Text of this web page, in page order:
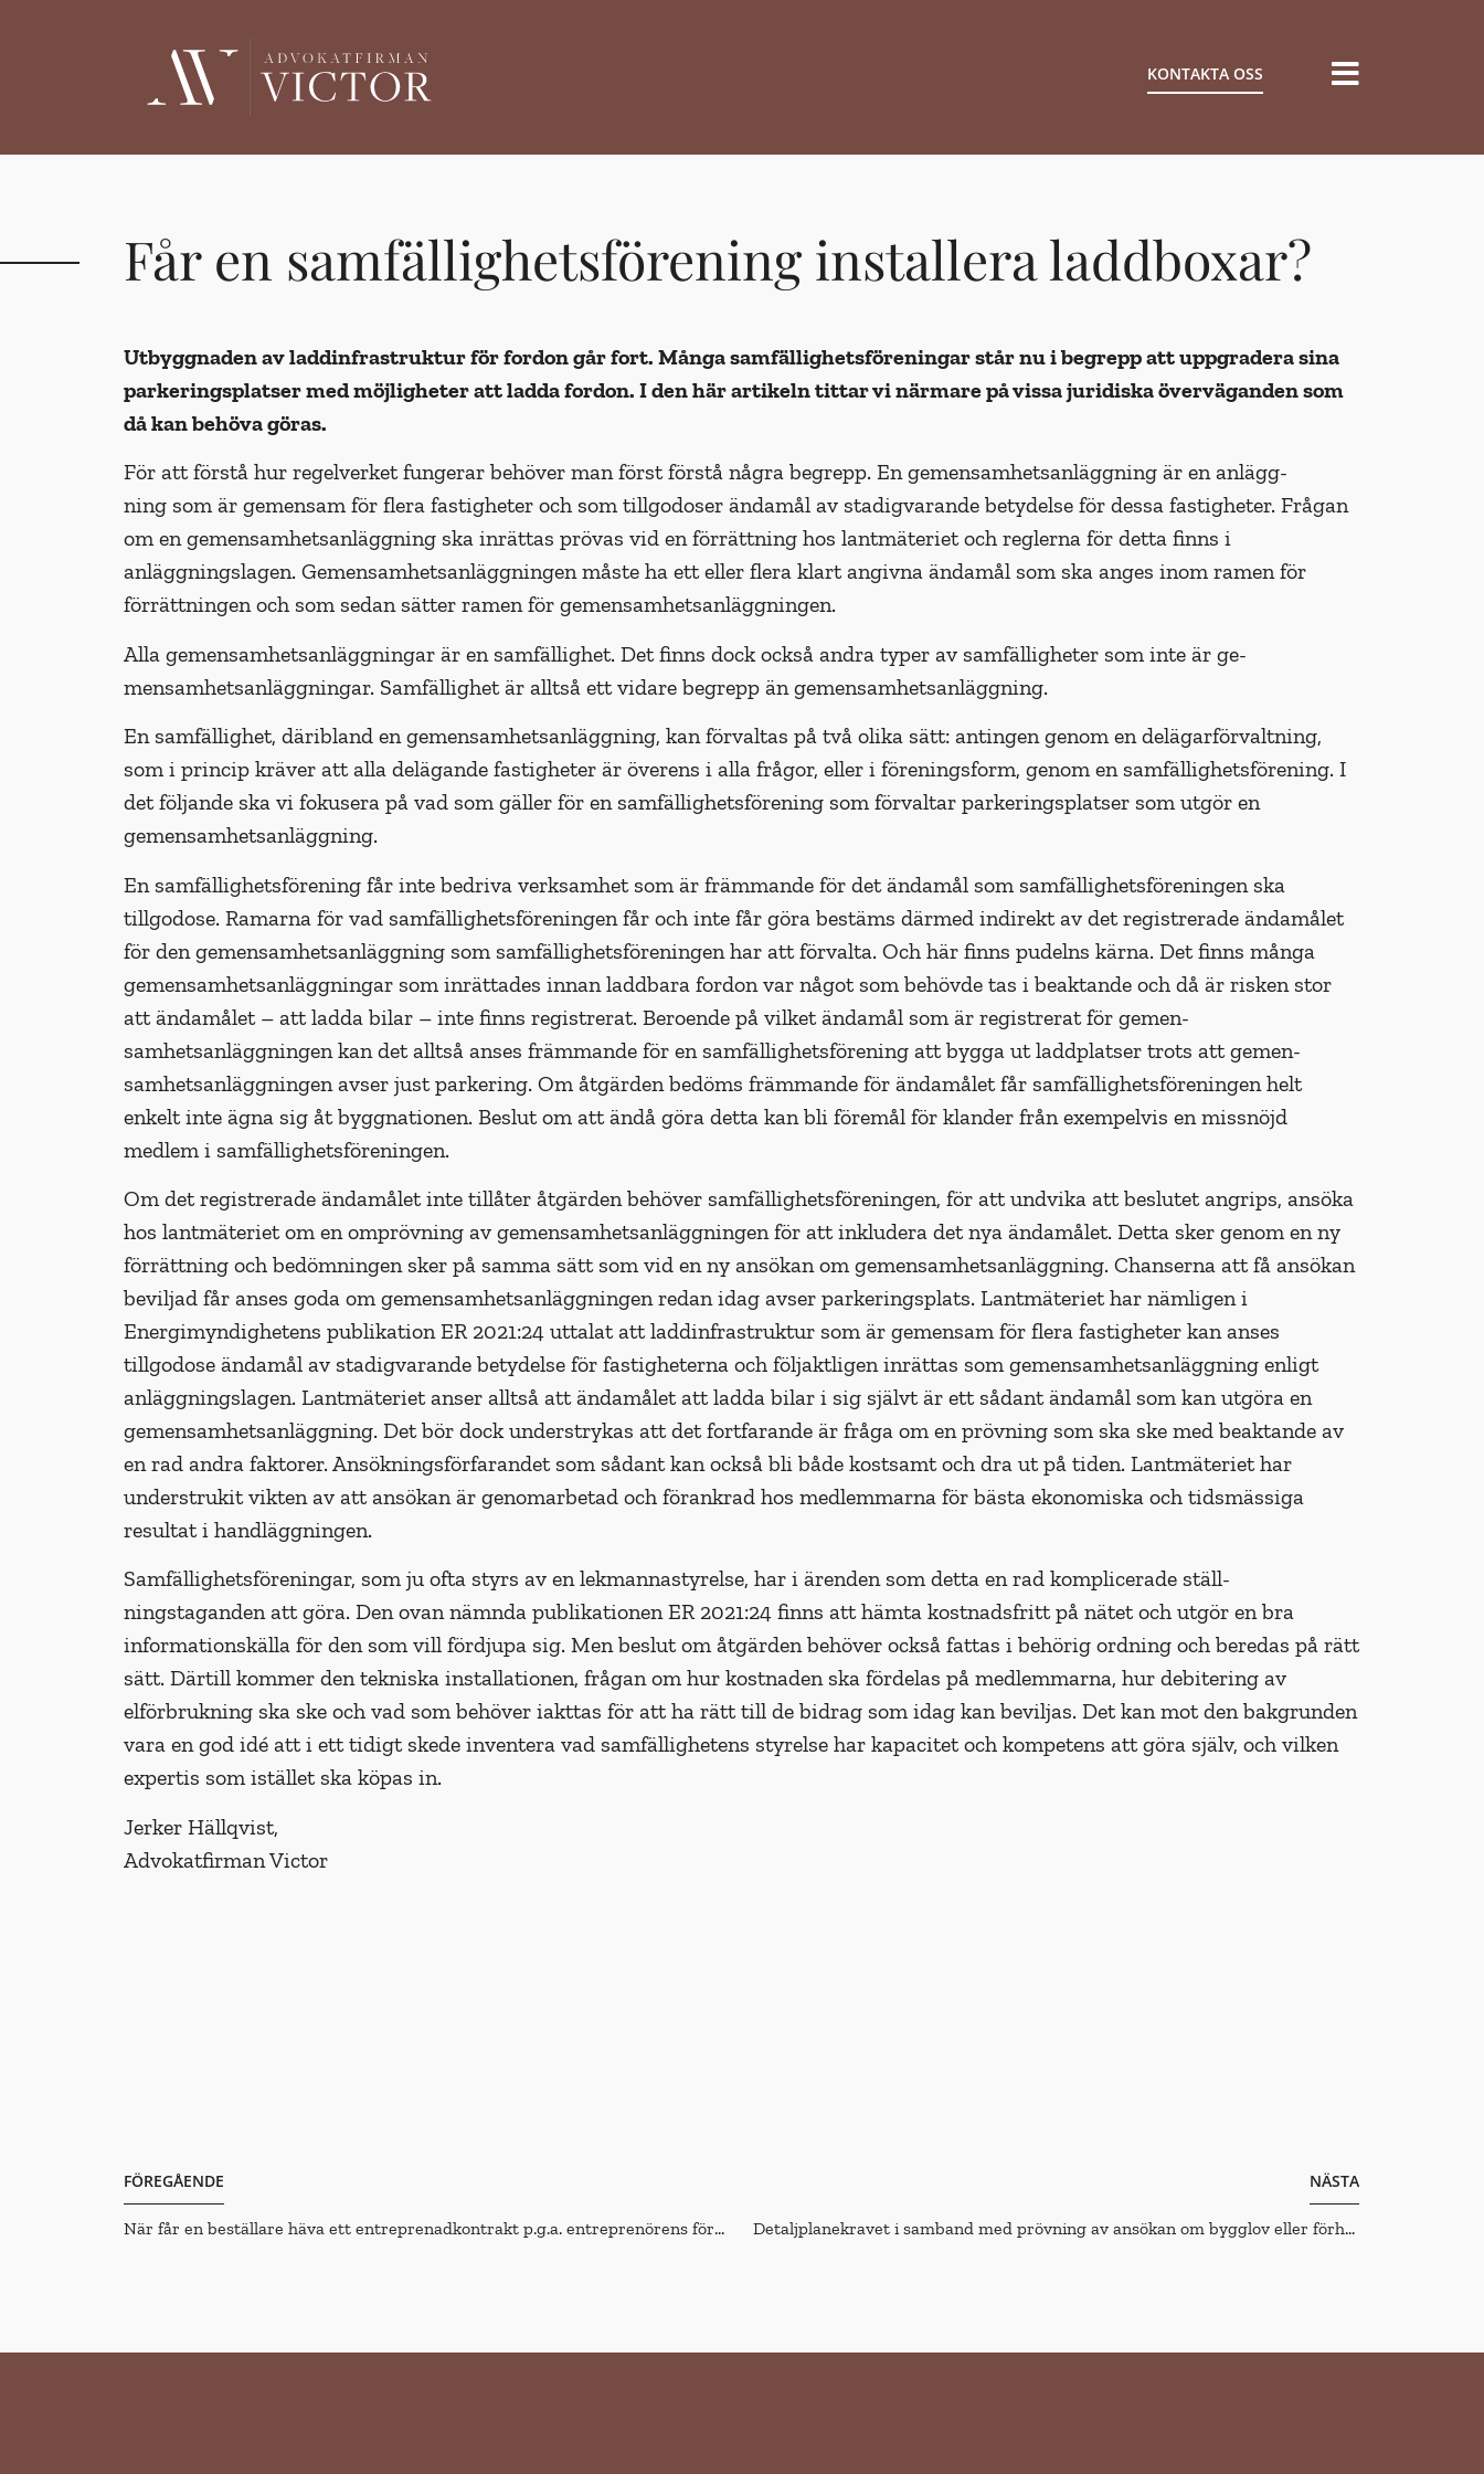
KONTAKTA OSS
Får en samfällighetsförening installera laddboxar?
Utbyggnaden av laddinfrastruktur för fordon går fort. Många samfällighetsföreningar står nu i begrepp att uppgradera sina
parkerings­platser med möjligheter att ladda fordon. I den här artikeln tittar vi när­mare på vissa juridiska överväganden som
då kan behöva göras.
För att förstå hur regelverket fungerar behöver man först förstå några begrepp. En gemensamhetsanläggning är en anlägg-
ning som är gemensam för flera fastigheter och som tillgodoser ändamål av stadigvarande betydelse för dessa fastigheter. Frågan
om en gemensamhetsan­läggning ska inrättas prövas vid en förrättning hos lantmäteriet och reglerna för detta finns i
anläggningslagen. Gemen­samhetsanläggningen måste ha ett eller flera klart angivna ändamål som ska anges inom ramen för
förrättningen och som sedan sätter ramen för gemensam­hetsanläggningen.
Alla gemensamhetsanläggningar är en samfällighet. Det finns dock också andra typer av samfälligheter som inte är ge­
mensamhetsanläggningar. Samfällighet är alltså ett vidare begrepp än gemensam­hetsanläggning.
En samfällighet, däribland en gemen­samhetsanläggning, kan förvaltas på två olika sätt: antingen genom en delägar­förvaltning,
som i princip kräver att alla delägande fastigheter är överens i alla frågor, eller i föreningsform, genom en samfällighetsförening. I
det följande ska vi fokusera på vad som gäller för en samfällighetsförening som förvaltar parkeringsplatser som utgör en
gemensamhets­anläggning.
En samfällighetsförening får inte be­driva verksamhet som är främmande för det ändamål som samfällighetsföreningen ska
tillgodose. Ramarna för vad sam­fällighetsföreningen får och inte får göra bestäms därmed indirekt av det registrerade ändamålet
för den gemensamhetsanläggning som samfällighetsföre­ningen har att förvalta. Och här finns pudelns kärna. Det finns många
gemen­samhetsanläggningar som inrättades innan laddbara fordon var något som behövde tas i beaktande och då är risken stor
att ändamålet – att ladda bilar – inte finns registrerat. Beroende på vilket ändamål som är registrerat för gemen­
samhetsanläggningen kan det alltså anses främmande för en samfällighetsförening att bygga ut laddplatser trots att gemen­
samhetsanläggningen avser just parkering. Om åtgärden bedöms främmande för ändamålet får samfällighetsföreningen helt
enkelt inte ägna sig åt byggnationen. Beslut om att ändå göra detta kan bli föremål för klander från exempelvis en missnöjd
medlem i samfällighetsföreningen.
Om det registrerade ändamålet inte tillåter åtgärden behöver samfällighetsföre­ningen, för att undvika att beslutet angrips, ansöka
hos lantmäteriet om en ompröv­ning av gemensamhetsanläggningen för att inkludera det nya ändamålet. Detta sker genom en ny
förrättning och bedömningen sker på samma sätt som vid en ny ansökan om gemensamhetsanläggning. Chanserna att få ansökan
beviljad får anses goda om gemensamhetsanläggningen redan idag avser parkeringsplats. Lantmäteriet har nämligen i
Energimyndighetens publikation ER 2021:24 uttalat att laddinfrastruktur som är gemensam för flera fastig­heter kan anses
tillgodose ändamål av stadigvarande betydelse för fastigheterna och följaktligen inrättas som gemensam­hetsanläggning enligt
anläggningslagen. Lantmäteriet anser alltså att ändamålet att ladda bilar i sig självt är ett sådant ändamål som kan utgöra en
gemensam­hetsanläggning. Det bör dock under­strykas att det fortfarande är fråga om en prövning som ska ske med beaktande av
en rad andra faktorer. Ansökningsförfarandet som sådant kan också bli både kostsamt och dra ut på tiden. Lantmäteriet har
understrukit vikten av att ansökan är genomarbetad och förankrad hos med­lemmarna för bästa ekonomiska och tids­mässiga
resultat i handläggningen.
Samfällighetsföreningar, som ju ofta styrs av en lekmannastyrelse, har i ären­den som detta en rad komplicerade ställ-
ningstaganden att göra. Den ovan nämn­da publikationen ER 2021:24 finns att hämta kostnadsfritt på nätet och utgör en bra
informationskälla för den som vill fördjupa sig. Men beslut om åtgärden behöver också fattas i behörig ordning och beredas på rätt
sätt. Därtill kommer den tekniska installationen, frågan om hur kostnaden ska fördelas på medlemmarna, hur debitering av
elförbrukning ska ske och vad som behöver iakttas för att ha rätt till de bidrag som idag kan beviljas. Det kan mot den bakgrunden
vara en god idé att i ett tidigt skede inventera vad samfällighetens styrelse har kapacitet och kompetens att göra själv, och vilken
expertis som istället ska köpas in.
Jerker Hällqvist,
Advokatfirman Victor
FÖREGÅENDE
När får en beställare häva ett entreprenadkontrakt p.g.a. entreprenörens försening?
NÄSTA
Detaljplanekravet i samband med prövning av ansökan om bygglov eller förhandsbesked